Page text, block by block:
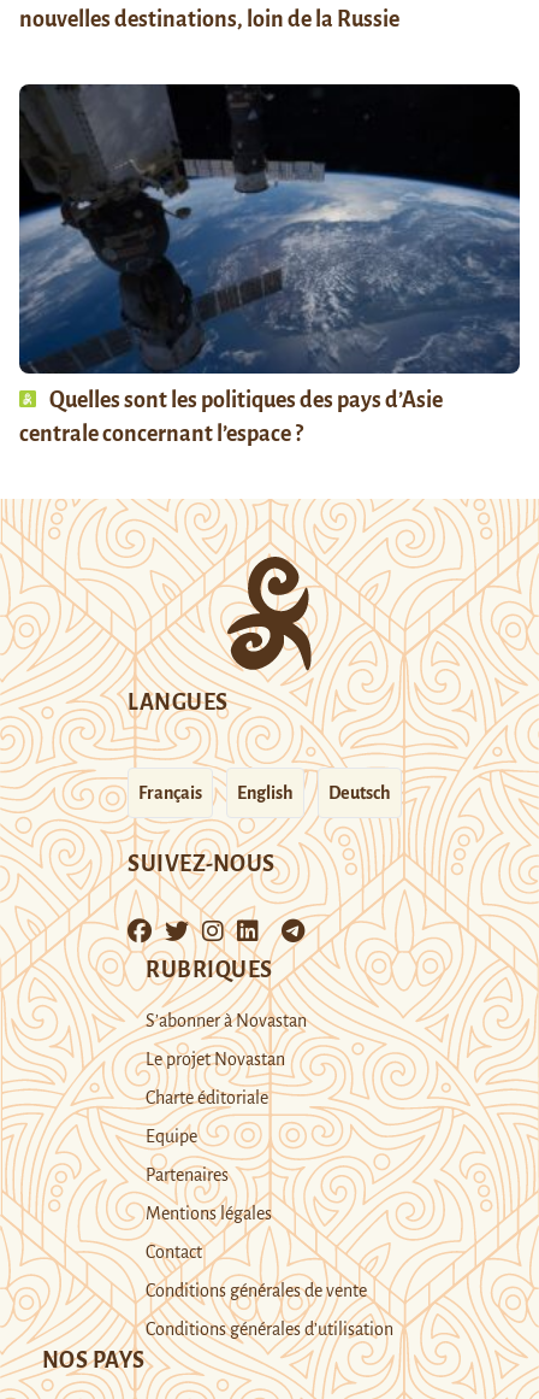
nouvelles destinations, loin de la Russie
Quelles sont les politiques des pays d’Asie
centrale concernant l’espace ?
LANGUES
Français English Deutsch
SUIVEZ-NOUS
RUBRIQUES
S’abonner à Novastan
Le projet Novastan
Charte éditoriale
Equipe
Partenaires
Mentions légales
Contact
Conditions générales de vente
Conditions générales d’utilisation
NOS PAYS